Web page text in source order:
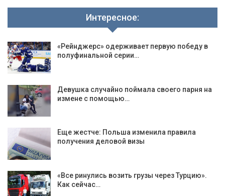
Интересное:
«Рейнджерс» одерживает первую победу в
полуфинальной серии…
Девушка случайно поймала своего парня на
измене с помощью…
Еще жестче: Польша изменила правила
получения деловой визы
«Все ринулись возить грузы через Турцию».
Как сейчас…